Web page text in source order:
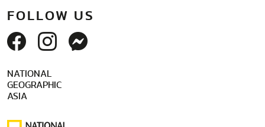
FOLLOW US
NATIONAL
GEOGRAPHIC
ASIA